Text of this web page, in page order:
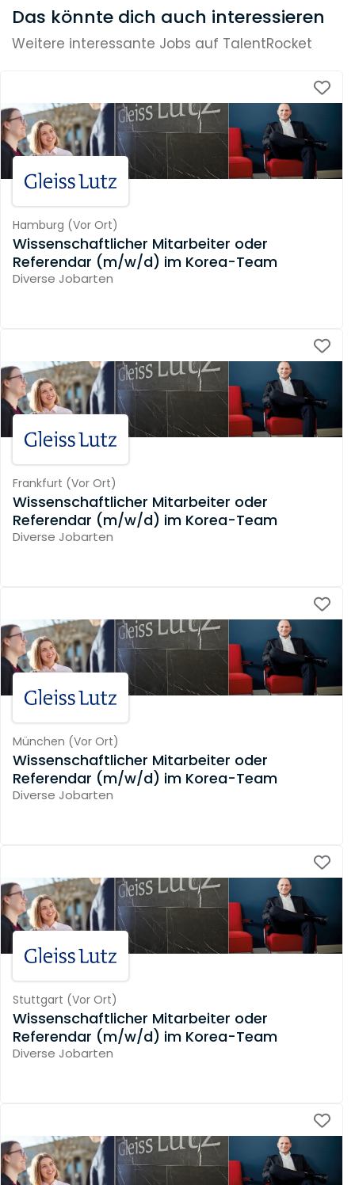
Das könnte dich auch interessieren
Weitere interessante Jobs auf TalentRocket
Hamburg (Vor Ort)
Wissenschaftlicher Mitarbeiter oder
Referendar (m/w/d) im Korea-Team
Diverse Jobarten
Frankfurt (Vor Ort)
Wissenschaftlicher Mitarbeiter oder
Referendar (m/w/d) im Korea-Team
Diverse Jobarten
München (Vor Ort)
Wissenschaftlicher Mitarbeiter oder
Referendar (m/w/d) im Korea-Team
Diverse Jobarten
Stuttgart (Vor Ort)
Wissenschaftlicher Mitarbeiter oder
Referendar (m/w/d) im Korea-Team
Diverse Jobarten